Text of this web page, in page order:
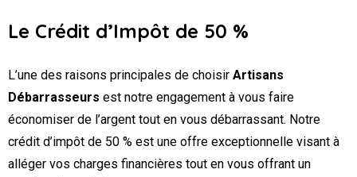
Le Crédit d’Impôt de 50 %
L’une des raisons principales de choisir Artisans
Débarrasseurs est notre engagement à vous faire
économiser de l’argent tout en vous débarrassant. Notre
crédit d’impôt de 50 % est une offre exceptionnelle visant à
alléger vos charges financières tout en vous offrant un